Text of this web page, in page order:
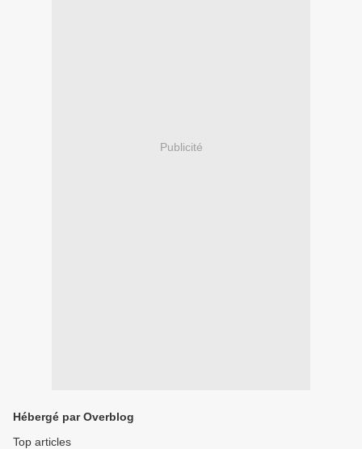
Publicité
Hébergé par Overblog
Top articles